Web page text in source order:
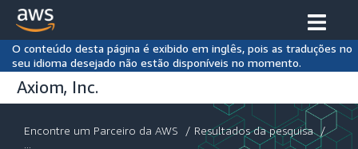
O conteúdo desta página é exibido em inglês, pois as traduções no
seu idioma desejado não estão disponíveis no momento.
Axiom, Inc.
Encontre um Parceiro da AWS / Resultados da pesquisa /